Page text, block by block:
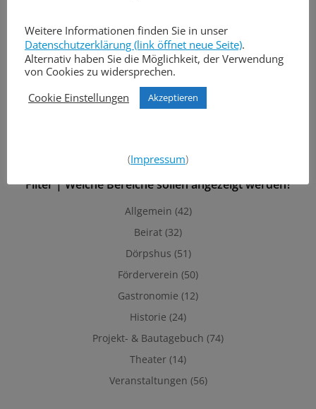
Filter | Welche Bereiche sollen angezeigt werden?
Allgemein (42)
Beirat (32)
Dörpshus (51)
Förderverein (50)
Gastronomie (12)
Historie (24)
Projekt- & Bautagebuch (74)
Theater (14)
Veranstaltungen (56)
Weitere Informationen finden Sie in unser
Datenschutzerklärung (link öffnet neue Seite).
Alternativ haben Sie die Möglichkeit, der Verwendung
von Cookies zu widersprechen.
Cookie Einstellungen
Akzeptieren
(Impressum)